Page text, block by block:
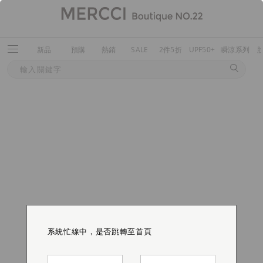
新品 預購 熱銷 SALE 2件5折 UPF50+ 瞬涼系列
系統忙線中，是否跳轉至首頁
系統忙線中，是否跳轉至首頁
系統忙線中，是否跳轉至首頁
系統忙線中，是否跳轉至首頁
系統忙線中，是否跳轉至首頁